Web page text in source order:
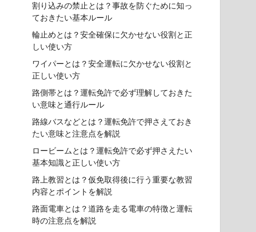
割り込みの禁止とは？事故を防ぐために知っ
ておきたい基本ルール
輪止めとは？安全確保に欠かせない役割と正
しい使い方
ワイパーとは？安全運転に欠かせない役割と
正しい使い方
路側帯とは？運転免許で必ず理解しておきた
い意味と通行ルール
路線バスなどとは？運転免許で押さえておき
たい意味と注意点を解説
ロービームとは？運転免許で必ず押さえたい
基本知識と正しい使い方
路上教習とは？仮免取得後に行う重要な教習
内容とポイントを解説
路面電車とは？道路を走る電車の特徴と運転
時の注意点を解説